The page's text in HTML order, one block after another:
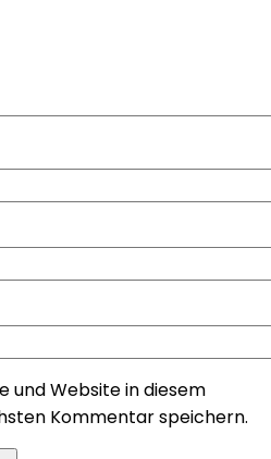
und Website in diesem
Kommentar speichern.